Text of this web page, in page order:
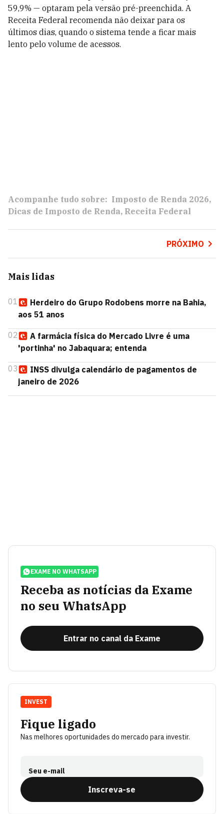
59,9% — optaram pela versão pré-preenchida. A
Receita Federal recomenda não deixar para os
últimos dias, quando o sistema tende a ficar mais
lento pelo volume de acessos.
Acompanhe tudo sobre: Imposto de Renda 2026
Dicas de Imposto de Renda Receita Federal
PRÓXIMO
Mais lidas
01
Herdeiro do Grupo Rodobens morre na Bahia,
aos 51 anos
02
A farmácia física do Mercado Livre é uma
'portinha' no Jabaquara; entenda
03
INSS divulga calendário de pagamentos de
janeiro de 2026
EXAME NO WHATSAPP
Receba as notícias da Exame
no seu WhatsApp
Entrar no canal da Exame
Fique ligado
Nas melhores oportunidades do mercado para investir.
Seu e-mail
Inscreva-se
INVEST